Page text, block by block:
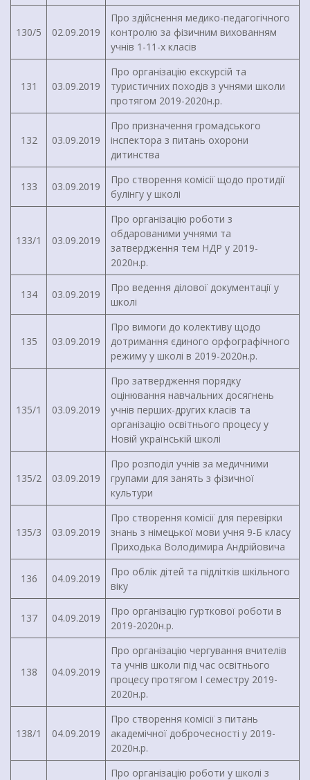
130/5 02.09.2019
Про здійснення медико-педагогічного
контролю за фізичним вихованням
учнів 1-11-х класів
131 03.09.2019
Про організацію екскурсій та
туристичних походів з учнями школи
протягом 2019-2020н.р.
132 03.09.2019
Про призначення громадського
інспектора з питань охорони
дитинства
133 03.09.2019
Про створення комісії щодо протидії
булінгу у школі
133/1 03.09.2019
Про організацію роботи з
обдарованими учнями та
затвердження тем НДР у 2019-
2020н.р.
134 03.09.2019
Про ведення ділової документації у
школі
135 03.09.2019
Про вимоги до колективу щодо
дотримання єдиного орфографічного
режиму у школі в 2019-2020н.р.
135/1 03.09.2019
Про затвердження порядку
оцінювання навчальних досягнень
учнів перших-других класів та
організацію освітнього процесу у
Новій українській школі
135/2 03.09.2019
Про розподіл учнів за медичними
групами для занять з фізичної
культури
135/3 03.09.2019
Про створення комісії для перевірки
знань з німецької мови учня 9-Б класу
Приходька Володимира Андрійовича
136 04.09.2019
Про облік дітей та підлітків шкільного
віку
137 04.09.2019
Про організацію гурткової роботи в
2019-2020н.р.
138 04.09.2019
Про організацію чергування вчителів
та учнів школи під час освітнього
процесу протягом І семестру 2019-
2020н.р.
138/1 04.09.2019
Про створення комісії з питань
академічної доброчесності у 2019-
2020н.р.
Про організацію роботи у школі з